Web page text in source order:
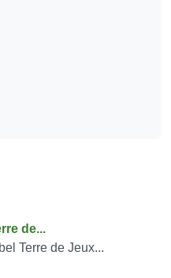
de...
Terre de Jeux...